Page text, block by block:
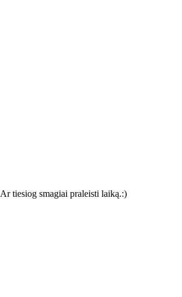
tiesiog smagiai praleisti laiką.:)